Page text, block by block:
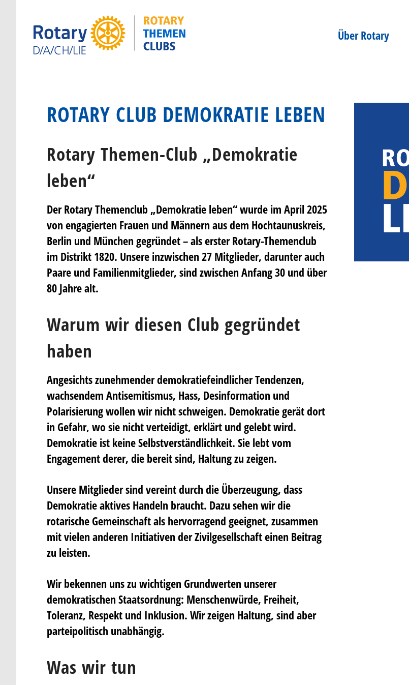
Über Rotary
ROTARY CLUB DEMOKRATIE LEBEN
Rotary Themen-Club „Demokratie
leben“
Der Rotary Themenclub „Demokratie leben“ wurde im April 2025
von engagierten Frauen und Männern aus dem Hochtaunuskreis,
Berlin und München gegründet – als erster Rotary-Themenclub
im Distrikt 1820. Unsere inzwischen 27 Mitglieder, darunter auch
Paare und Familienmitglieder, sind zwischen Anfang 30 und über
80 Jahre alt.
Warum wir diesen Club gegründet
haben
Angesichts zunehmender demokratiefeindlicher Tendenzen,
wachsendem Antisemitismus, Hass, Desinformation und
Polarisierung wollen wir nicht schweigen. Demokratie gerät dort
in Gefahr, wo sie nicht verteidigt, erklärt und gelebt wird.
Demokratie ist keine Selbstverständlichkeit. Sie lebt vom
Engagement derer, die bereit sind, Haltung zu zeigen.
Unsere Mitglieder sind vereint durch die Überzeugung, dass
Demokratie aktives Handeln braucht. Dazu sehen wir die
rotarische Gemeinschaft als hervorragend geeignet, zusammen
mit vielen anderen Initiativen der Zivilgesellschaft einen Beitrag
zu leisten.
Wir bekennen uns zu wichtigen Grundwerten unserer
demokratischen Staatsordnung: Menschenwürde, Freiheit,
Toleranz, Respekt und Inklusion. Wir zeigen Haltung, sind aber
parteipolitisch unabhängig.
Was wir tun